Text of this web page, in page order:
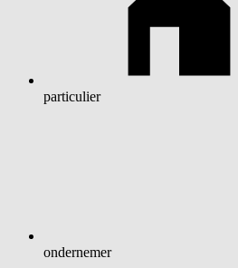
particulier
ondernemer